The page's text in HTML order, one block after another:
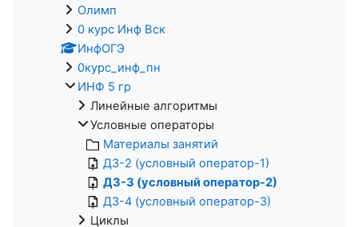
Олимп
0 курс Инф Вск
ИнфОГЭ
0курс_инф_пн
ИНФ 5 гр
Линейные алгоритмы
Условные операторы
Материалы занятий
ДЗ-2 (условный оператор-1)
ДЗ-3 (условный оператор-2)
ДЗ-4 (условный оператор-3)
Циклы